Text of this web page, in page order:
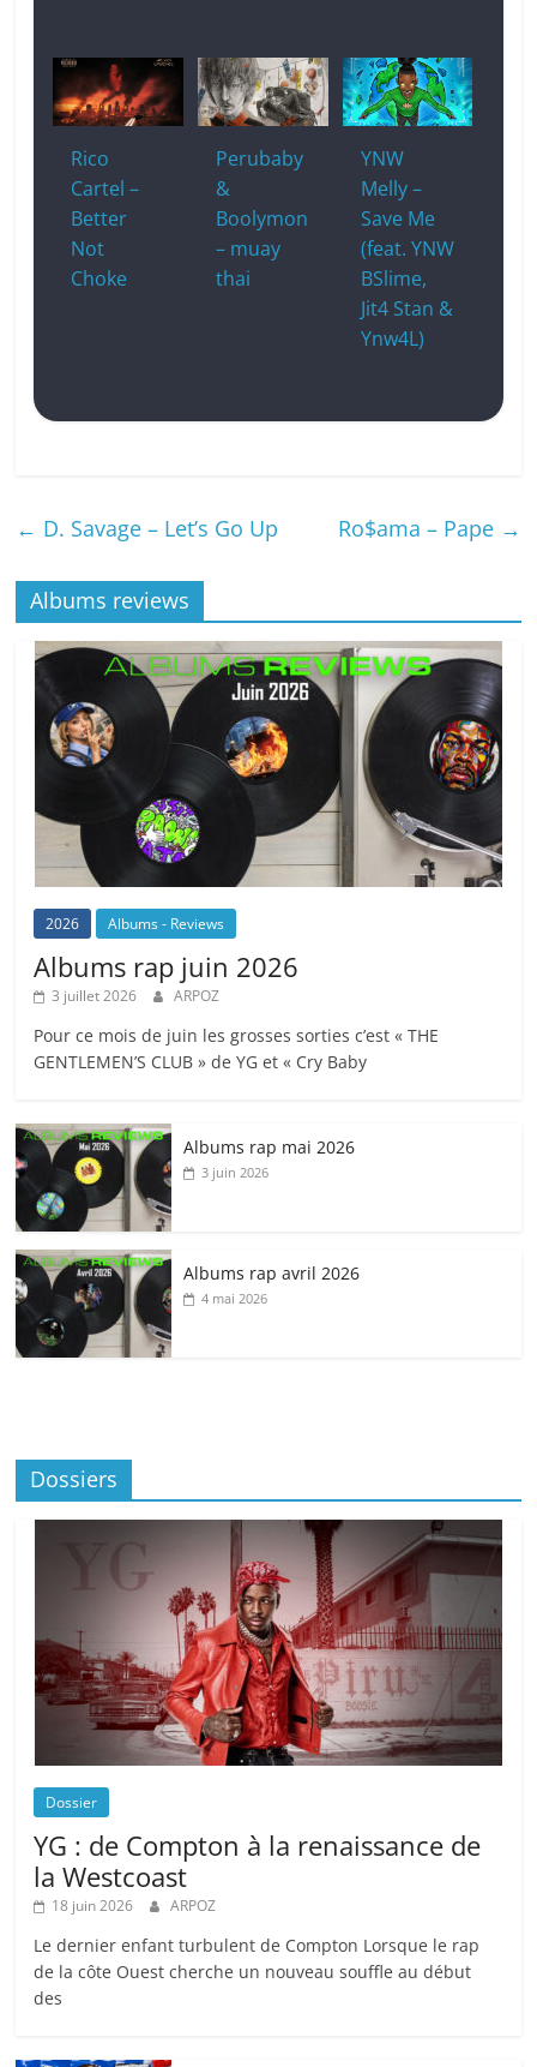
Rico
Cartel –
Better
Not
Choke
Perubaby
&
Boolymon
– muay
thai
YNW
Melly –
Save Me
(feat. YNW
BSlime,
Jit4 Stan &
Ynw4L)
← D. Savage – Let’s Go Up Ro$ama – Pape →
Albums reviews
2026 Albums - Reviews
Albums rap juin 2026
3 juillet 2026 ARPOZ
Pour ce mois de juin les grosses sorties c’est « THE
GENTLEMEN’S CLUB » de YG et « Cry Baby
Albums rap mai 2026
3 juin 2026
Albums rap avril 2026
4 mai 2026
Dossiers
Dossier
YG : de Compton à la renaissance de
la Westcoast
18 juin 2026 ARPOZ
Le dernier enfant turbulent de Compton Lorsque le rap
de la côte Ouest cherche un nouveau souffle au début
des